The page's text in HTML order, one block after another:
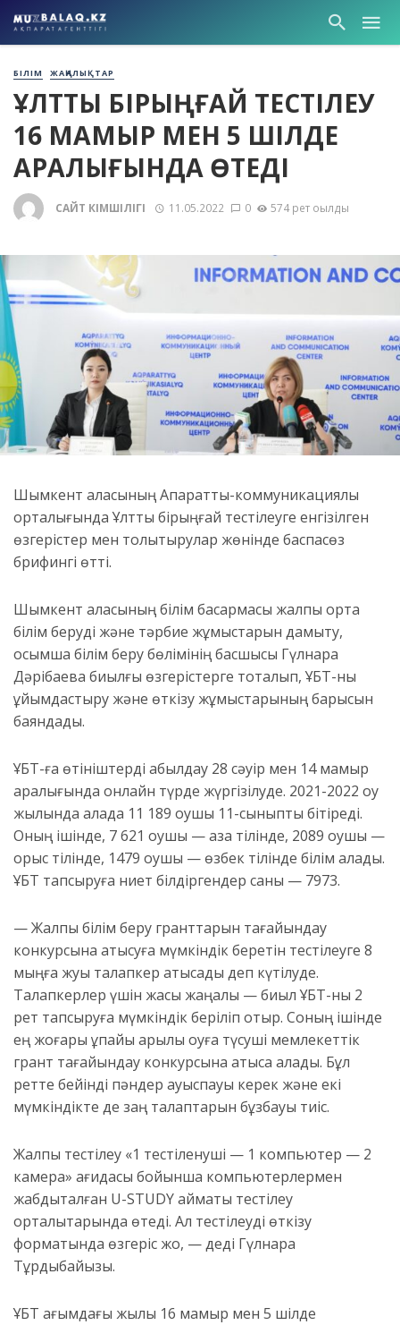
БІЛІМ ЖАҢАЛЫҚТАР
ҰЛТТЫҚ БІРЫҢҒАЙ ТЕСТІЛЕУ
16 МАМЫР МЕН 5 ШІЛДЕ
АРАЛЫҒЫНДА ӨТЕДІ
САЙТ ӘКІМШІЛІГІ 11.05.2022 0 574 рет оқылды
Шымкент қаласының Ақпараттық-коммуникациялық
орталығында Ұлттық бірыңғай тестілеуге енгізілген
өзгерістер мен толықтырулар жөнінде баспасөз
брифингі өтті.
Шымкент қаласының білім басқармасы жалпы орта
білім беруді және тәрбие жұмыстарын дамыту,
қосымша білім беру бөлімінің басшысы Гүлнара
Дәрібаева биылғы өзгерістерге тоқталып, ҰБТ-ны
ұйымдастыру және өткізу жұмыстарының барысын
баяндады.
ҰБТ-ға өтініштерді қабылдау 28 сәуір мен 14 мамыр
аралығында онлайн түрде жүргізілуде. 2021-2022 оқу
жылында қалада 11 189 оқушы 11-сыныпты бітіреді.
Оның ішінде, 7 621 оқушы — қазақ тілінде, 2089 оқушы —
орыс тілінде, 1479 оқушы — өзбек тілінде білім алады.
ҰБТ тапсыруға ниет білдіргендер саны — 7973.
— Жалпы білім беру гранттарын тағайындау
конкурсына қатысуға мүмкіндік беретін тестілеуге 8
мыңға жуық талапкер қатысады деп күтілуде.
Талапкерлер үшін жақсы жаңалық — биыл ҰБТ-ны 2
рет тапсыруға мүмкіндік беріліп отыр. Соның ішінде
ең жоғары ұпайы арқылы оқуға түсуші мемлекеттік
грант тағайындау конкурсына қатыса алады. Бұл
ретте бейінді пәндер ауыспауы керек және екі
мүмкіндікте де заң талаптарын бұзбауы тиіс.
Жалпы тестілеу «1 тестіленуші — 1 компьютер — 2
камера» қағидасы бойынша компьютерлермен
жабдықталған U-STUDY аймақтық тестілеу
орталықтарында өтеді. Ал тестілеуді өткізу
форматында өзгеріс жоқ, — деді Гүлнара
Тұрдыбайқызы.
ҰБТ ағымдағы жылы 16 мамыр мен 5 шілде